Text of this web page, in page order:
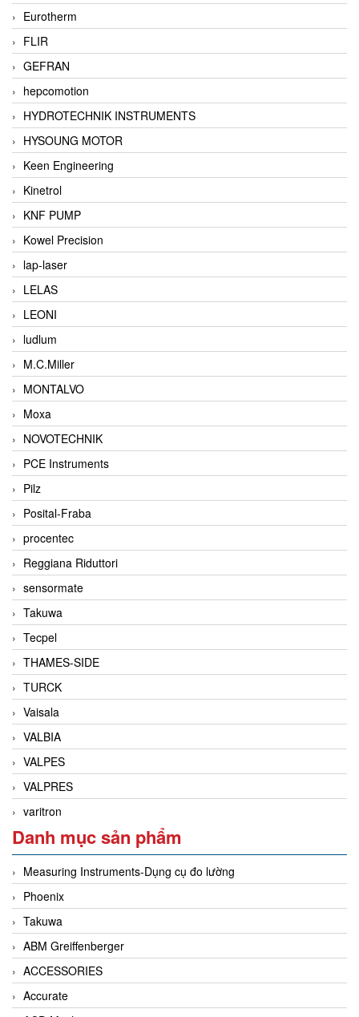
Eurotherm
FLIR
GEFRAN
hepcomotion
HYDROTECHNIK INSTRUMENTS
HYSOUNG MOTOR
Keen Engineering
Kinetrol
KNF PUMP
Kowel Precision
lap-laser
LELAS
LEONI
ludlum
M.C.Miller
MONTALVO
Moxa
NOVOTECHNIK
PCE Instruments
Pilz
Posital-Fraba
procentec
Reggiana Riduttori
sensormate
Takuwa
Tecpel
THAMES-SIDE
TURCK
Vaisala
VALBIA
VALPES
VALPRES
varitron
Danh mục sản phẩm
Measuring Instruments-Dụng cụ đo lường
Phoenix
Takuwa
ABM Greiffenberger
ACCESSORIES
Accurate